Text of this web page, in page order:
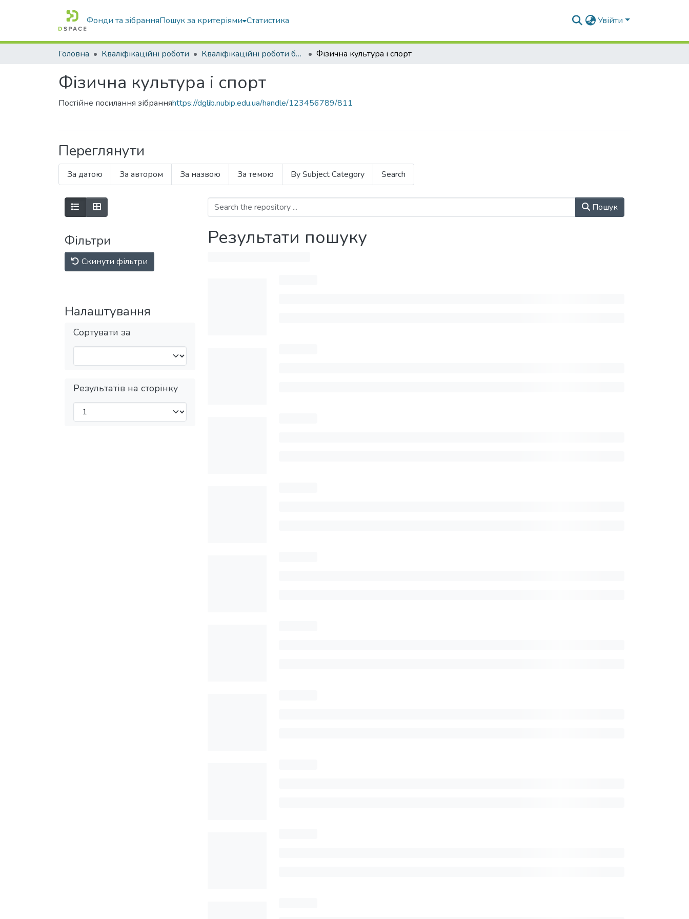
Фонди та зібранняПошук за критеріями Статистика Увійти
Головна Кваліфікаційні роботи Кваліфікаційні роботи бакалаврів Фізична культура і спорт
Фізична культура і спорт
Постійне посилання зібранняhttps://dglib.nubip.edu.ua/handle/123456789/811
Переглянути
За датою За автором За назвою За темою By Subject Category Search
Фільтри
Скинути фільтри
Налаштування
Сортувати за
Результатів на сторінку
Пошук
Результати пошуку